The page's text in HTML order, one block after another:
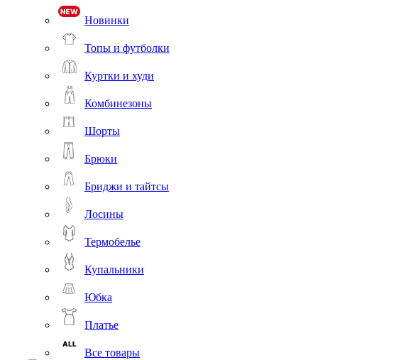
Новинки
Топы и футболки
Куртки и худи
Комбинезоны
Шорты
Брюки
Бриджи и тайтсы
Лосины
Термобелье
Купальники
Юбка
Платье
Все товары